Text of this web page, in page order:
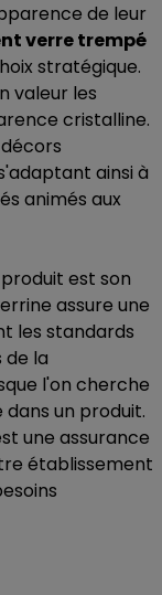
de leur
verre trempé
stratégique.
valeur les
cristalline.
ainsi à
animés aux
est son
assure une
les standards
de la
l'on cherche
un produit.
une assurance
établissement